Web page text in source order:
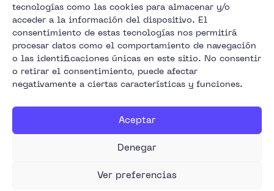
tecnologías como las cookies para almacenar y/o
acceder a la información del dispositivo. El
consentimiento de estas tecnologías nos permitirá
procesar datos como el comportamiento de navegación
o las identificaciones únicas en este sitio. No consentir
o retirar el consentimiento, puede afectar
negativamente a ciertas características y funciones.
Aceptar
Denegar
Ver preferencias
info@uvibyte.com
De lunes a sábado 10:00 // 22:00h
Política de privacidad
Política de cookies
Aviso legal
Blog
Contacto
© Uvibyte - All Rights Reserved. 2026